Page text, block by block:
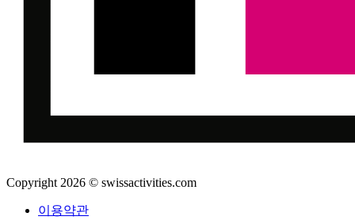
Copyright 2026 © swissactivities.com
이용약관